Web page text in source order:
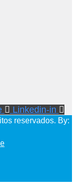
Linkedin-in
reservados. By: